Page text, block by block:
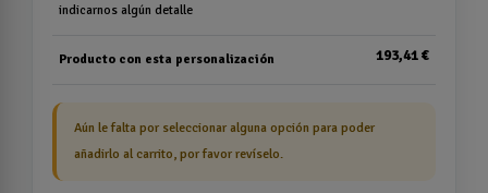
indicarnos algún detalle
Producto con esta personalización 193,41 €
Aún le falta por seleccionar alguna opción para poder
añadirlo al carrito, por favor revíselo.